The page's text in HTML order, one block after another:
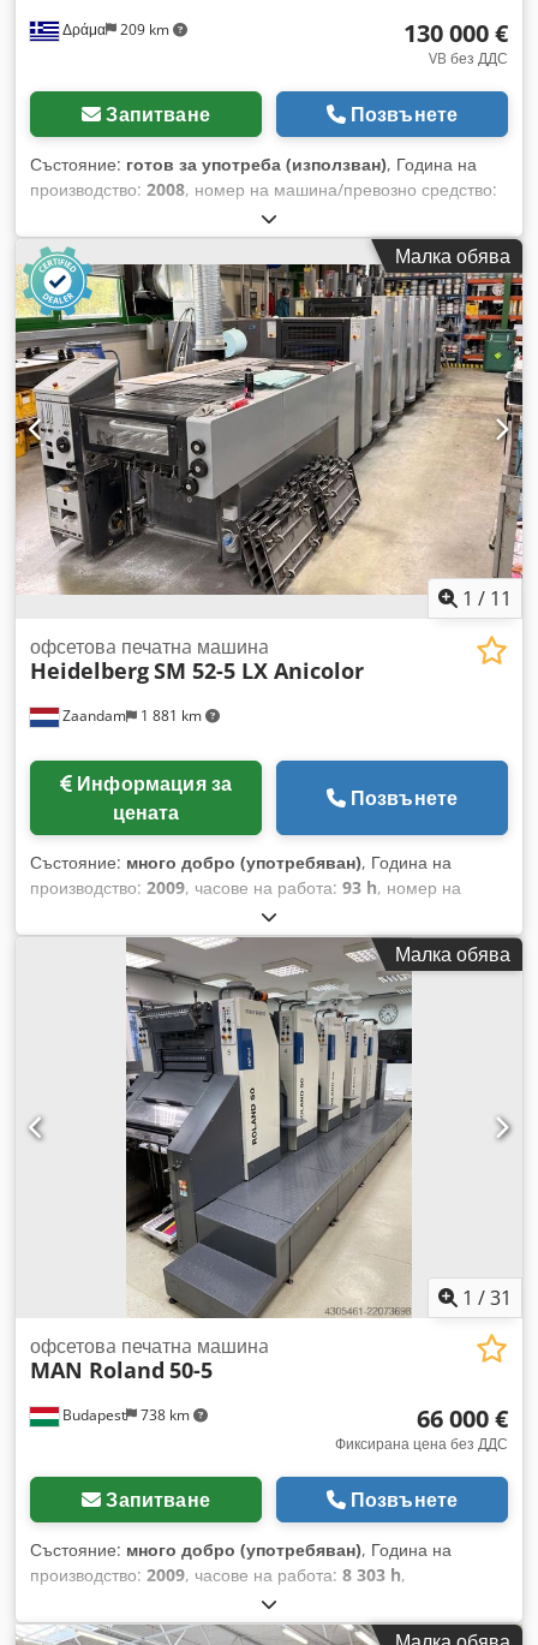
Δράμα 209 km 130 000 €
VB без ДДС
Запитване Позвънете
Състояние: готов за употреба (използван), Година на
производство: 2008, номер на машина/превозно средство:
вода
ДВУСТРАННА (1+4 ЦВЯТА) CIP3. АВТОМАТИЧНО
ПРЕМИНАВАНЕ НА ЧИНГКУ, АВТОМАТИЧНО ИЗМИВАНЕ.
UV ЛАМПИ. ВОДНО ОХЛАЖДАНЕ С АВТОМАТИЧНО
СМЕСВАНЕ НА PH АЛКОХОЛ. АВТОМАТИЧНИ
ИЗМЕРВАТЕЛНИ СИСТЕМИ. ВКЛЮЧЕНА МАШИНА ЗА
НАВИВАНЕ НА ИЗМИВАЩИ РОЛКИ. ПОВДИГАЧ НА
ПАЛЕТИ. 2 КАЛИБРИРАЩИ УСТРОЙСТВА. Dodpfxotvmq
Ns Aa Tekr 20 РЕЗЕРВНИ ВАЛЯКА. ОТПЕЧАТАНИЯ: 4 600
000.
Малка обява
1 / 11
Zaandam 1 881 km
офсетовa печатнa машинa
HeidelbergSM 52-5 LX Anicolor
Информация за
цената
Позвънете
Състояние: много добро (употребяван), Година на
производство: 2009, часове на работа: 93 h, номер на
GS000526
система за овлажняване Alcolor Vario, система за
охлаждане и рециркулация Technotrans, контрол на
температурата на мастилената единица, мастилени
единици Anicolor, контрол за подаване на два листа,
контрол на страничното отклонение, устройство за
почистване на гумения вал, устройство за почистване на
ролките, устройство за почистване на цилиндъра за
отпечатване, автоматична система за поставяне на
печатни плочи, инфрачервена сушилна система, удължена
зона за изходящи продукти. Dkedsznl T Aspfx Aa Tor
Малка обява
1 /31
Budapest 738 km
офсетовa печатнa машинa
MAN Roland 50-5
66 000 €
Фиксирана цена без ДДС
Запитване Позвънете
Състояние: много добро (употребяван), Година на
производство: 2009, часове на работа: 8 303 h,
напълно функциониращ
машина/превозно средство:33365B, цветови канали:5,